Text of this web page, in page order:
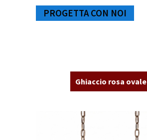
PROGETTA CON NOI
Ghiaccio rosa ovale